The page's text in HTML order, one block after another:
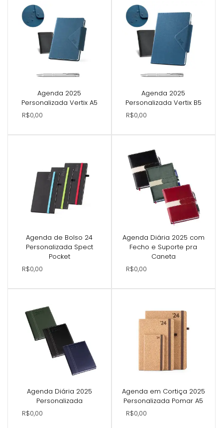
Agenda 2025
Personalizada Vertix A5
R$0,00
Agenda 2025
Personalizada Vertix B5
R$0,00
Agenda de Bolso 24
Personalizada Spect
Pocket
R$0,00
Agenda Diária 2025 com
Fecho e Suporte pra
Caneta
R$0,00
Agenda Diária 2025
Personalizada
R$0,00
Agenda em Cortiça 2025
Personalizada Pomar A5
R$0,00